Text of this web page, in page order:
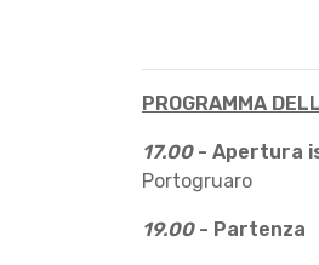
PROGRAMMA
17.00 - Apertura
Portogruaro
19.00- Partenza